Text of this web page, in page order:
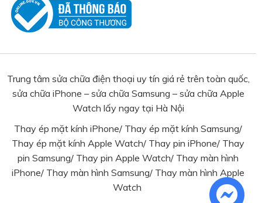
Trung tâm sửa chữa điện thoại uy tín giá rẻ trên toàn quốc,
sửa chữa iPhone – sửa chữa Samsung – sửa chữa Apple
Watch lấy ngay tại Hà Nội
Thay ép mặt kính iPhone/ Thay ép mặt kính Samsung/
Thay ép mặt kính Apple Watch/ Thay pin iPhone/ Thay
pin Samsung/ Thay pin Apple Watch/ Thay màn hình
iPhone/ Thay màn hình Samsung/ Thay màn hình Apple
Watch